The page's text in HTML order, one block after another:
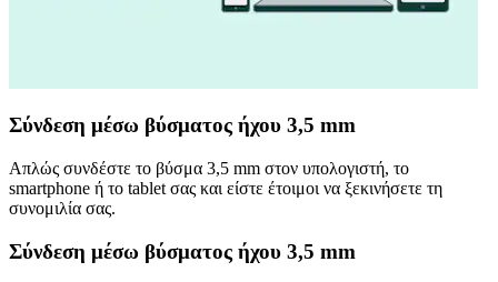
Σύνδεση μέσω βύσματος ήχου 3,5 mm
Απλώς συνδέστε το βύσμα 3,5 mm στον υπολογιστή, το
smartphone ή το tablet σας και είστε έτοιμοι να ξεκινήσετε τη
συνομιλία σας.
Σύνδεση μέσω βύσματος ήχου 3,5 mm